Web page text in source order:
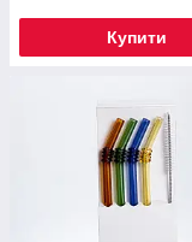
Купити